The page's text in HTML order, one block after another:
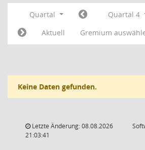
Quartal Quartal 4
Aktuell
Gremium
Keine Daten gefunden.
Letzte Änderung: 08.08.2026
21:03:41